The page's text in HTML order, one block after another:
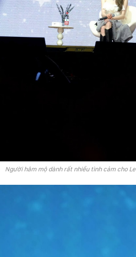
Người hâm mộ dành rất nhiều tình cảm cho